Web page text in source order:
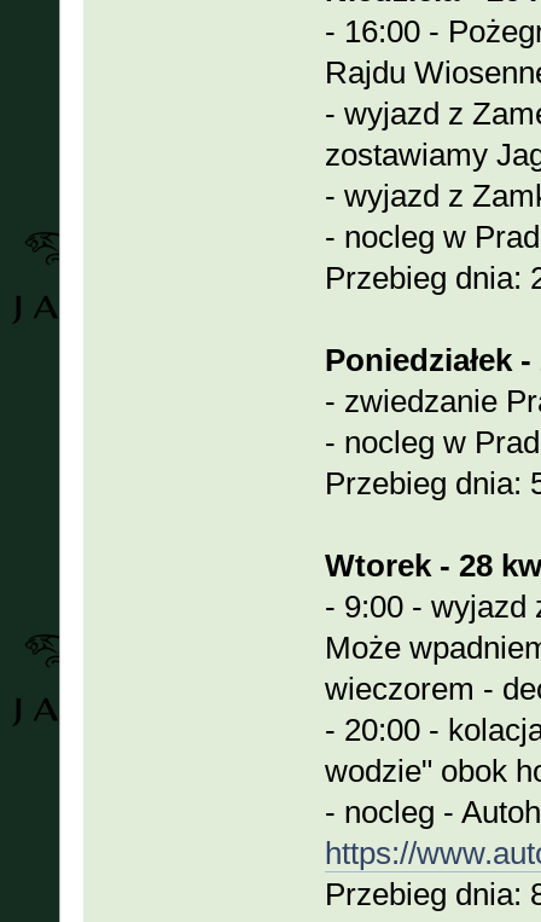
- 16:00 -
Rajdu
- wyjazd z
zostawiamy
- wyjazd z
- nocleg w
Przebieg dnia:
Poniedziałek
- zwiedzanie
- nocleg w
Przebieg dnia:
Wtorek - 28
- 9:00 - wyjazd
Może
wieczorem -
- 20:00 -
wodzie" obok
- nocleg -
https://
Przebieg dnia: